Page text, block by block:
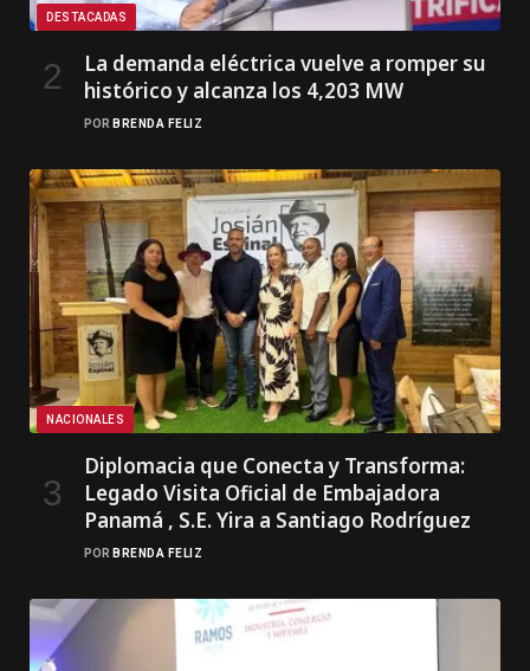
DESTACADAS
La demanda eléctrica vuelve a romper su
histórico y alcanza los 4,203 MW
POR BRENDA FELIZ
NACIONALES
Diplomacia que Conecta y Transforma:
Legado Visita Oficial de Embajadora
Panamá , S.E. Yira a Santiago Rodríguez
POR BRENDA FELIZ